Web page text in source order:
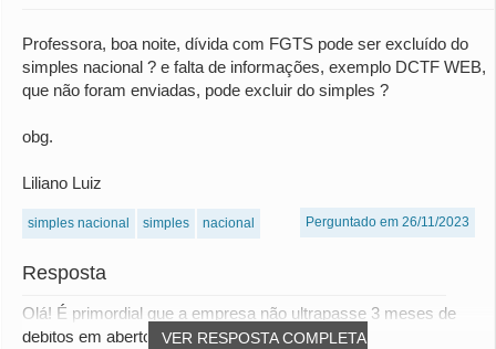
Professora, boa noite, dívida com FGTS pode ser excluído do
simples nacional ? e falta de informações, exemplo DCTF WEB,
que não foram enviadas, pode excluir do simples ?
obg.
Liliano Luiz
simples nacional simples nacional Perguntado em 26/11/2023
Resposta
VER RESPOSTA COMPLETA
Olá! É primordial que a empresa não ultrapasse 3 meses de
debitos em aberto, seja de FGTS, ou de ent...